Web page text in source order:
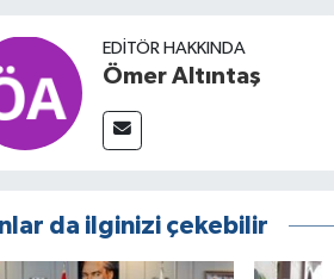
EDITÖR HAKKINDA
Ömer Altıntaş
da ilginizi çekebilir